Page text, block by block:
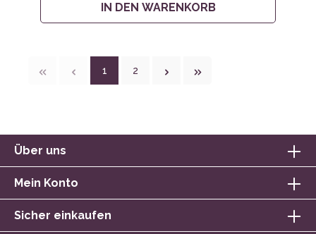
IN DEN WARENKORB
1 2
Über uns
Mein Konto
Sicher einkaufen